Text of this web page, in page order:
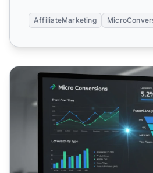
AffiliateMarketing
Cómo Rastrear Micro